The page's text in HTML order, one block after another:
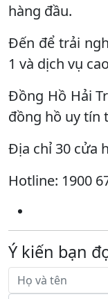
hàng đầu.
Đến để trải
1 và dịch vụ
Đồng Hồ Hải
đồng hồ uy tín
Địa chỉ 30 cửa
Hotline: 1900
Ý kiến bạn